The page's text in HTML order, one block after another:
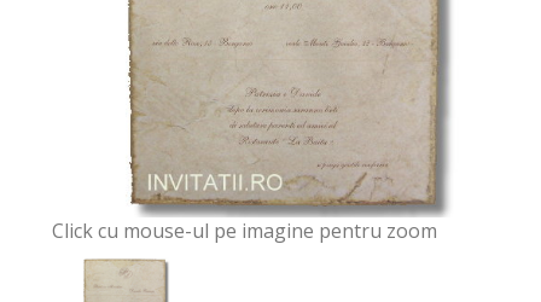
Click cu mouse-ul pe imagine pentru zoom